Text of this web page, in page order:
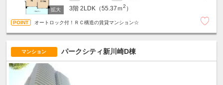
3階 2LDK（55.37ｍ2 ）
オートロック付！ＲＣ構造の賃貸マンション☆
マンション パークシティ新川崎D棟